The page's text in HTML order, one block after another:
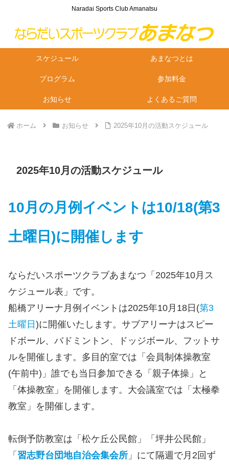
Naradai Sports Club Amanatsu
スケジュール あまなつとは
プログラム 参加料金
お知らせ よくあるご質問
ホーム お知らせ 2025年10月の活動スケジュール
2025年10月の活動スケジュール
10月の月例イベントは10/18(第3
土曜日)に開催します
ならだいスポーツクラブあまなつ「2025年10月ス
ケジュール表」です。
船橋アリーナ月例イベントは2025年10月18日(第3
土曜日 )に開催いたします。サブアリーナはスピー
ドボール、バドミントン、ドッジボール、フットサ
ルを開催します。多目的室では「会員制体操教室
(午前中)」誰でも当日参加できる「親子体操」と
「体操教室」を開催します。大会議室では「太極拳
教室」を開催します。
転倒予防教室は「松ケ丘公民館」「坪井公民館」
「 習志野台団地自治会集会所 」にて隔週で月2回ず